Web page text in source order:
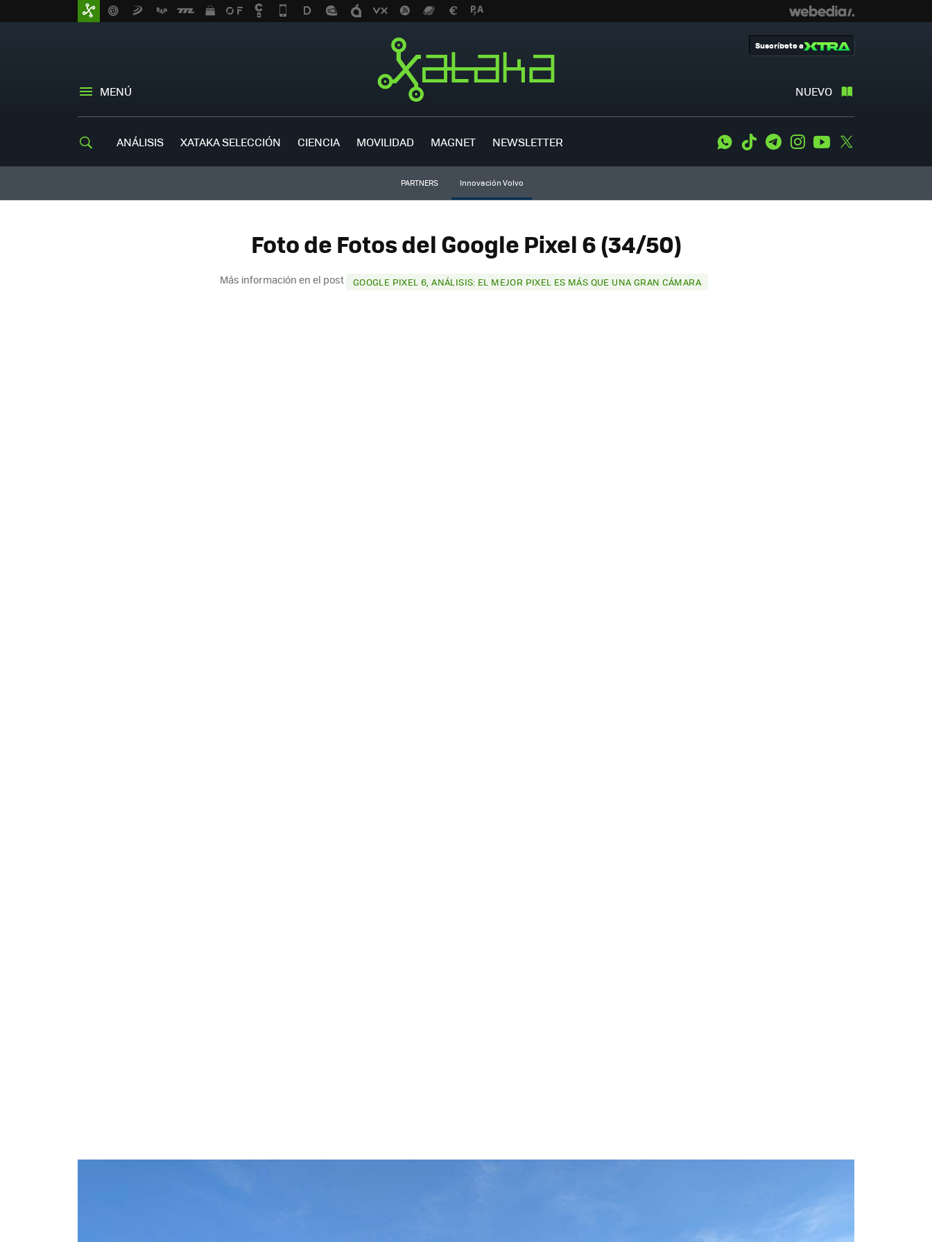
MENÚ NUEVO
Suscríbete a
ANÁLISIS XATAKA SELECCIÓN CIENCIA MOVILIDAD MAGNET NEWSLETTER WhatsApp
Tiktok TelegramInstagramYoutube
PARTNERS Innovación Volvo
Foto de Fotos del Google Pixel 6 (34/50)
Más información en el post GOOGLE PIXEL 6, ANÁLISIS: EL MEJOR PIXEL ES MÁS QUE UNA GRAN CÁMARA